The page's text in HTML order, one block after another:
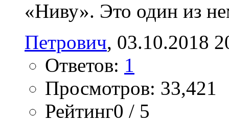
«Ниву». Это один из
Петрович‎, 03.10.2018
Ответов: 1
Просмотров: 33,421
Рейтинг0 / 5